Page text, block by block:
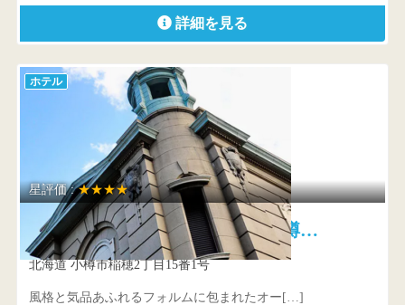
詳細を見る
ホテル
星評価 :★★★★
オーセントホテル小樽 小樽…
北海道 小樽市稲穂2丁目15番1号
風格と気品あふれるフォルムに包まれたオー[…]